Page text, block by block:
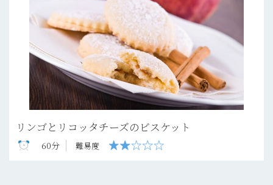
リンゴとリコッタチーズのビスケット
60分 難易度